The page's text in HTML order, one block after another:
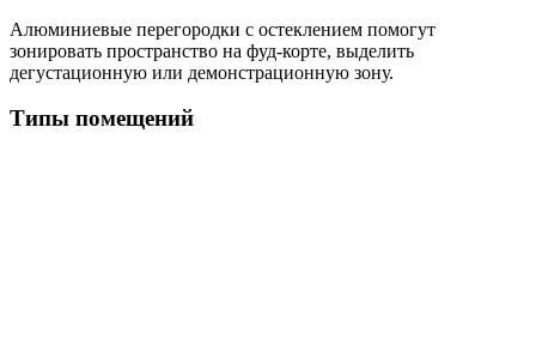
Алюминиевые перегородки с остеклением помогут
зонировать пространство на фуд-корте, выделить
дегустационную или демонстрационную зону.
Типы помещений